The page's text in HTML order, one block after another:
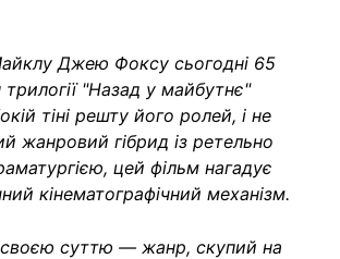
Джею Фоксу сьогодні 65
"Назад у майбутнє"
тіні решту його ролей, і не
жанровий гібрид із ретельно
цей фільм нагадує
кінематографічний механізм.
суттю — жанр, скупий на